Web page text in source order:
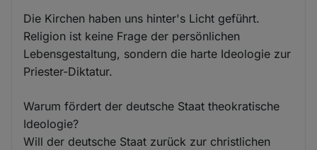
Die Kirchen haben uns hinter's Licht geführt.
Religion ist keine Frage der persönlichen
Lebensgestaltung, sondern die harte Ideologie zur
Priester-Diktatur.
Warum fördert der deutsche Staat theokratische
Ideologie?
Will der deutsche Staat zurück zur christlichen